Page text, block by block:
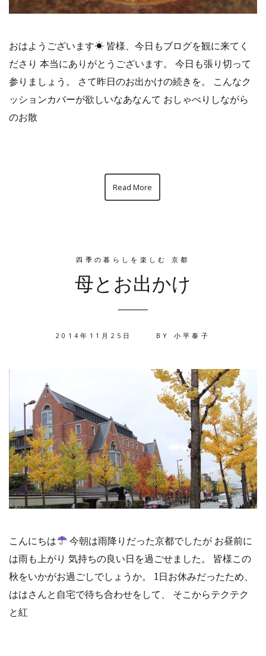
おはようございます☀︎ 皆様、今日もブログを観に来てく
ださり 本当にありがとうございます。 今日も張り切って
参りましょう。 さて昨日のお出かけの続きを。 こんなク
ッションカバーが欲しいなあなんて おしゃべりしながら
のお散
Read More
四季の暮らしを楽しむ 京都
母とお出かけ
2014年11月25日 BY 小平泰子
こんにちは
今朝は雨降りだった京都でしたが お昼前に
は雨も上がり 気持ちの良い日を過ごせました。 皆様この
秋をいかがお過ごしでしょうか。 1日お休みだったため、
ははさんと自宅で待ち合わせをして、 そこからテクテク
と紅